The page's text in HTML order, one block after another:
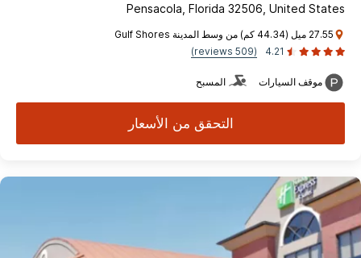
Pensacola, Florida 32506, United States
27.55 ميل (44.34 كم) من وسط المدينة Gulf Shores
4.21
(509 reviews)
موقف السيارات المسبح
التحقق من الأسعار